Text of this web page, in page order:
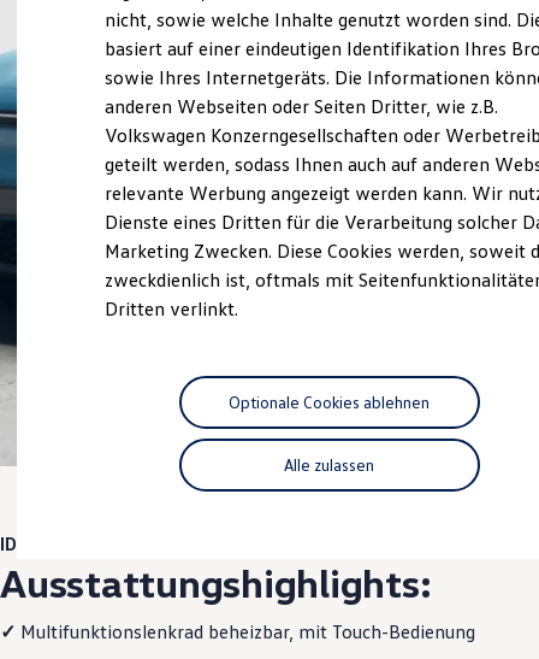
Garantie und Lebensdauer
Nachhaltigkeit
Technologie
Kosten und Kauf
Verbrauchskosten
Kaufoptionen
E-Auto-Förderung
Software und Konnektivität
Die ID. Software 6
ID. Software Versionen und Updates
Digitale Extras
Schnittstellen zu Ihrem ID.
Hybridautos
Marke und Erlebnis
Volkswagen R und R Experience
Driving Experience
Volkswagen entdecken
Werkbesichtigung
Factory visit
Lifestyle Shop
T-Roc Kollektion
R-Kollektion
GTI Kollektion
we drive football
ID.4
Ausstattungshighlights:
✓ Multifunktionslenkrad beheizbar, mit Touch-Bedienung
nicht, sowie welche Inhalte genutzt worden sind.
basiert auf einer eindeutigen Identifikation Ihres
sowie Ihres Internetgeräts. Die Informationen
anderen Webseiten oder Seiten Dritter, wie z.B.
Volkswagen Konzerngesellschaften oder
geteilt werden, sodass Ihnen auch auf anderen
relevante Werbung angezeigt werden kann. Wir
Dienste eines Dritten für die Verarbeitung solcher
Marketing Zwecken. Diese Cookies werden, soweit
zweckdienlich ist, oftmals mit
Dritten verlinkt.
Alle zulassen
Optionale Cookies ablehnen